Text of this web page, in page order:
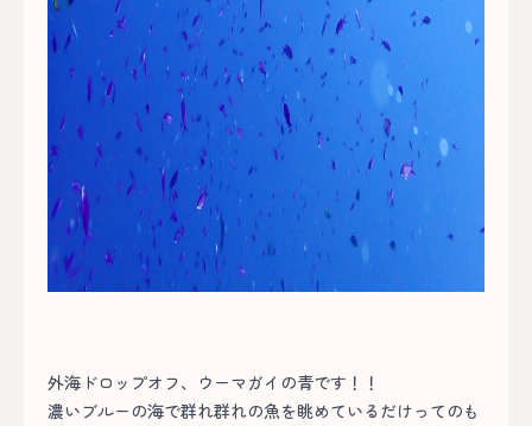
外海ドロップオフ、ウーマガイの青です！！
濃いブルーの海で群れ群れの魚を眺めているだけってのも